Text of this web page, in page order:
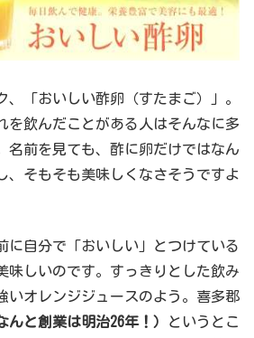
、「おいしい酢卵（すたまご）」。
を飲んだことがある人はそんなに多
名前を見ても、酢に卵だけではなん
、そもそも美味しくなさそうですよ
に自分で「おいしい」とつけている
味しいのです。すっきりとした飲み
いオレンジジュースのよう。喜多郡
んと創業は明治26年！）
というとこ